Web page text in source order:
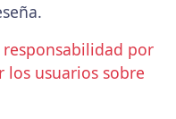
responsabilidad por
los usuarios sobre